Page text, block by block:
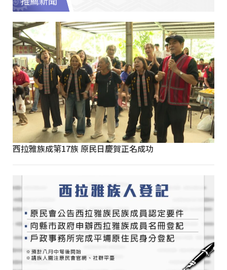
西拉雅族成第17族 原民日慶賀正名成功